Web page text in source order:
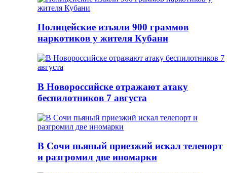
Полицейские изъяли 900 граммов
наркотиков у жителя Кубани
В Новороссийске отражают атаку
беспилотников 7 августа
В Сочи пьяный приезжий искал телепорт
и разгромил две иномарки